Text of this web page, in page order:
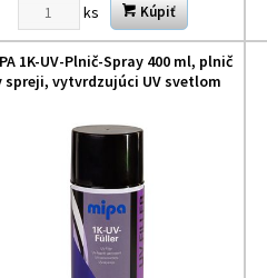
ks Kúpiť
1K-UV-Plnič-Spray 400 ml, plnič
spreji, vytvrdzujúci UV svetlom